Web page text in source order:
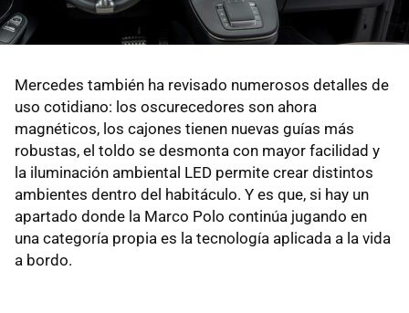
Mercedes también ha revisado numerosos detalles de
uso cotidiano: los oscurecedores son ahora
magnéticos, los cajones tienen nuevas guías más
robustas, el toldo se desmonta con mayor facilidad y
la iluminación ambiental LED permite crear distintos
ambientes dentro del habitáculo. Y es que, si hay un
apartado donde la Marco Polo continúa jugando en
una categoría propia es la tecnología aplicada a la vida
a bordo.